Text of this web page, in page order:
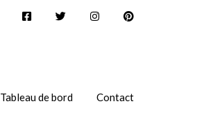
Tableau de bord Contact